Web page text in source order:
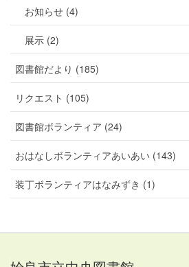
お知らせ (4)
展示 (2)
図書館だより (185)
リクエスト (105)
図書館ボランティア (24)
おはなしボランティアあいあい (143)
装丁ボランティアはなみずき (1)